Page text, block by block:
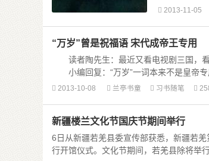
术史上占据
2013-11-05
“万岁”曾是祝福语 宋代成帝王专用
读者陶先生：最近又看电视剧三国，看
小编回复：“万岁”一词本来不是皇帝专
2013-10-08 兰亭书童 习书随笔
新疆楼兰文化节国庆节期间举行
6日从新疆若羌县委宣传部获悉，新疆若
行开馆仪式。文化节期间，若羌县除将举行